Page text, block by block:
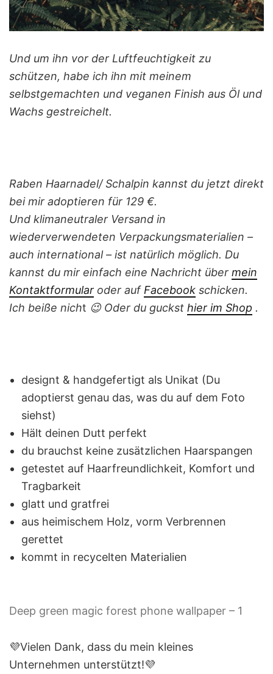
Und um ihn vor der Luftfeuchtigkeit zu
schützen, habe ich ihn mit meinem
selbstgemachten und veganen Finish aus Öl und
Wachs gestreichelt.
Raben Haarnadel/ Schalpin kannst du jetzt direkt
bei mir adoptieren für 129 €.
Und klimaneutraler Versand in
wiederverwendeten Verpackungsmaterialien –
auch international – ist natürlich möglich. Du
kannst du mir einfach eine Nachricht über mein
Kontaktformular oder auf Facebook schicken.
Ich beiße nicht 😉 Oder du guckst hier im Shop .
designt & handgefertigt als Unikat (Du
adoptierst genau das, was du auf dem Foto
siehst)
Hält deinen Dutt perfekt
du brauchst keine zusätzlichen Haarspangen
getestet auf Haarfreundlichkeit, Komfort und
Tragbarkeit
glatt und gratfrei
aus heimischem Holz, vorm Verbrennen
gerettet
kommt in recycelten Materialien
Deep green magic forest phone wallpaper – 1
💜Vielen Dank, dass du mein kleines
Unternehmen unterstützt!💜